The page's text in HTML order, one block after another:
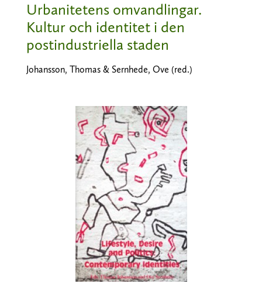
Urbanitetens omvandlingar.
Kultur och identitet i den
postindustriella staden
Johansson, Thomas & Sernhede, Ove (red.)